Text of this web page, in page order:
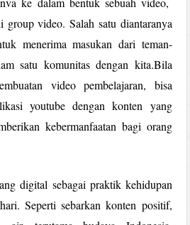
group video. Salah satu diantaranya
menerima masukan dari teman-
satu komunitas dengan kita.Bila
video pembelajaran, bisa
youtube dengan konten yang
kebermanfaatan bagi orang
digital sebagai praktik kehidupan
Seperti sebarkan konten positif,